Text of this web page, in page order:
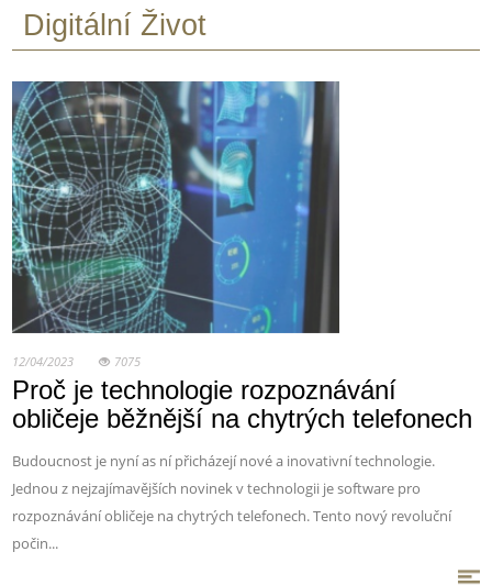
Digitální Život
12/04/2023 7075
Proč je technologie rozpoznávání
obličeje běžnější na chytrých telefonech
Budoucnost je nyní as ní přicházejí nové a inovativní technologie.
Jednou z nejzajímavějších novinek v technologii je software pro
rozpoznávání obličeje na chytrých telefonech. Tento nový revoluční
počin...